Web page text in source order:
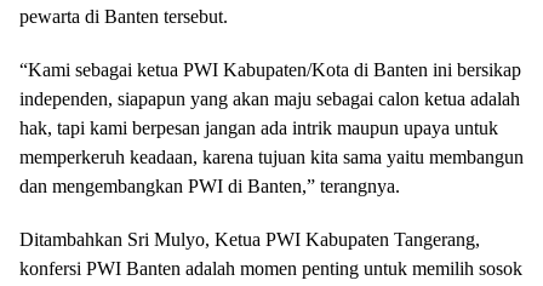
pewarta di Banten tersebut.
“Kami sebagai ketua PWI Kabupaten/Kota di Banten ini bersikap
independen, siapapun yang akan maju sebagai calon ketua adalah
hak, tapi kami berpesan jangan ada intrik maupun upaya untuk
memperkeruh keadaan, karena tujuan kita sama yaitu membangun
dan mengembangkan PWI di Banten,” terangnya.
Ditambahkan Sri Mulyo, Ketua PWI Kabupaten Tangerang,
konfersi PWI Banten adalah momen penting untuk memilih sosok